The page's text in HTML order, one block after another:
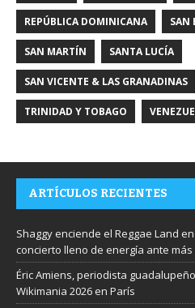
REPÚBLICA DOMINICANA SAN
SAN MARTÍN SANTA LUCÍA
SAN VICENTE & LAS GRANADINAS
TRINIDAD Y TOBAGO
ARTÍCULOS RECIENTES
Shaggy enciende el Reggae Land
concierto lleno de energía ante más
Éric Amiens, periodista
Wikimania 2026 en París